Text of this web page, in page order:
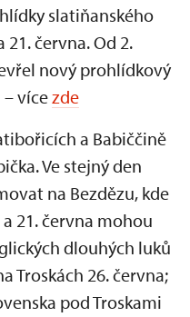
slatiňanského
června. Od 2.
nový prohlídkový
vícezde
a Babiččině
Ve stejný den
na Bezdězu, kde
21. června mohou
dlouhých luků
Troskách 26. června;
pod Troskami